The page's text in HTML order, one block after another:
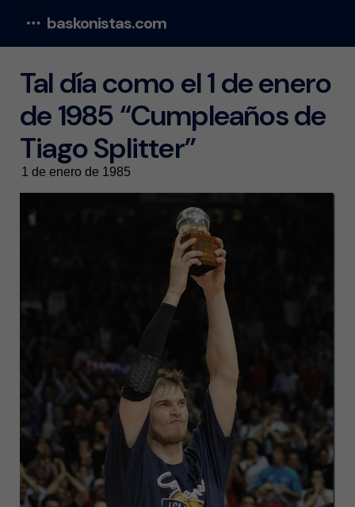
baskonistas.com
Tal día como el 1 de enero
de 1985 “Cumpleaños de
Tiago Splitter”
1 de enero de 1985